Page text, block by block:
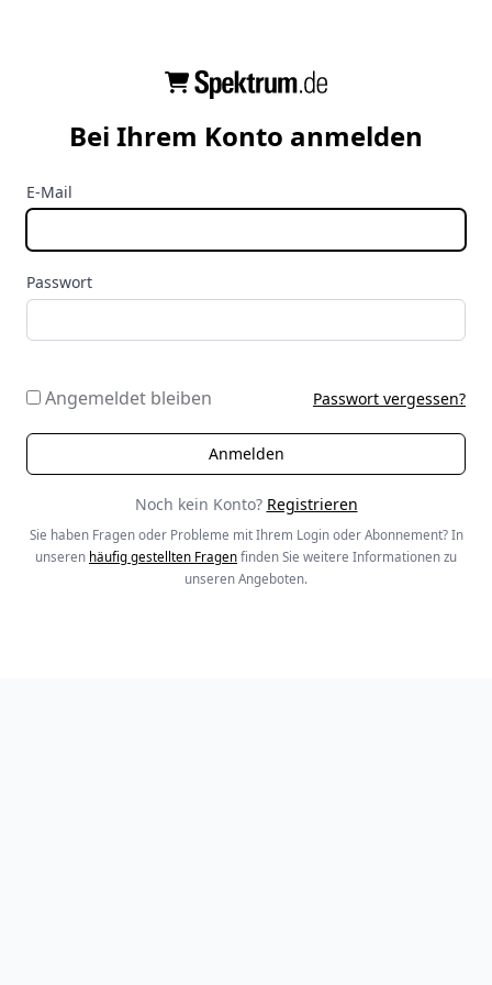
Bei Ihrem Konto anmelden
E-Mail
Passwort
Angemeldet bleiben Passwort vergessen?
Noch kein Konto? Registrieren
Sie haben Fragen oder Probleme mit Ihrem Login oder Abonnement? In
unseren häufig gestellten Fragen finden Sie weitere Informationen zu
unseren Angeboten.